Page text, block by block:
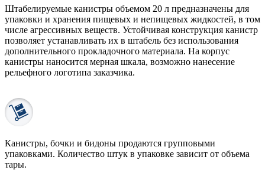
Штабелируемые канистры объемом 20 л предназначены для
упаковки и хранения пищевых и непищевых жидкостей, в том
числе агрессивных веществ. Устойчивая конструкция канистр
позволяет устанавливать их в штабель без использования
дополнительного прокладочного материала. На корпус
канистры наносится мерная шкала, возможно нанесение
рельефного логотипа заказчика.
Канистры, бочки и бидоны продаются групповыми
упаковками. Количество штук в упаковке зависит от объема
тары.